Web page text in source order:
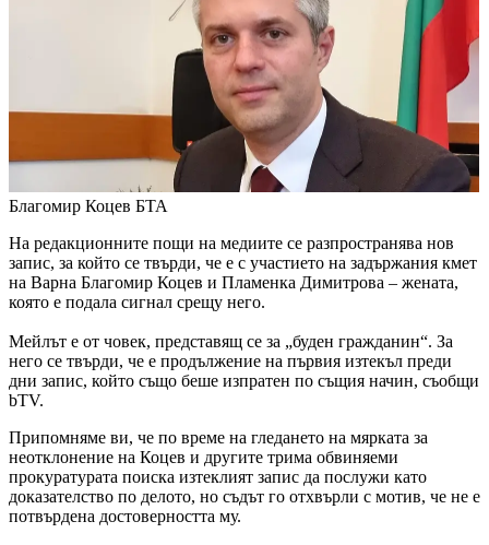
Благомир Коцев БТА
На редакционните пощи на медиите се разпространява нов
запис, за който се твърди, че е с участието на задържания кмет
на Варна Благомир Коцев и Пламенка Димитрова – жената,
която е подала сигнал срещу него.
Мейлът е от човек, представящ се за „буден гражданин“. За
него се твърди, че е продължение на първия изтекъл преди
дни запис, който също беше изпратен по същия начин, съобщи
bTV.
Припомняме ви, че по време на гледането на мярката за
неотклонение на Коцев и другите трима обвиняеми
прокуратурата поиска изтеклият запис да послужи като
доказателство по делото, но съдът го отхвърли с мотив, че не е
потвърдена достоверността му.